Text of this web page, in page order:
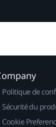
Politique de
Sécurité du
Cookie